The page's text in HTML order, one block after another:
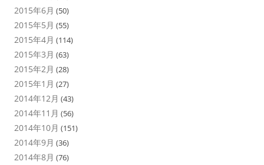
2015年6月 (50)
2015年5月 (55)
2015年4月 (114)
2015年3月 (63)
2015年2月 (28)
2015年1月 (27)
2014年12月 (43)
2014年11月 (56)
2014年10月 (151)
2014年9月 (36)
2014年8月 (76)